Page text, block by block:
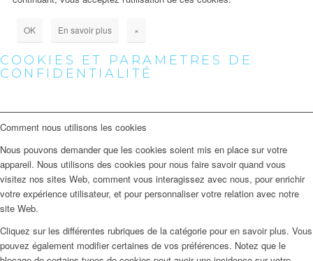
OK En savoir plus ×
COOKIES ET PARAMÈTRES DE
CONFIDENTIALITÉ
Comment nous utilisons les cookies
Nous pouvons demander que les cookies soient mis en place sur votre
appareil. Nous utilisons des cookies pour nous faire savoir quand vous
visitez nos sites Web, comment vous interagissez avec nous, pour enrichir
votre expérience utilisateur, et pour personnaliser votre relation avec notre
site Web.
Cliquez sur les différentes rubriques de la catégorie pour en savoir plus. Vous
pouvez également modifier certaines de vos préférences. Notez que le